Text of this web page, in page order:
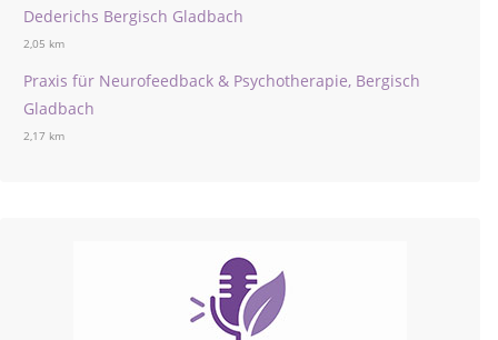
Dederichs Bergisch Gladbach
2,05 km
Praxis für Neurofeedback & Psychotherapie, Bergisch
Gladbach
2,17 km